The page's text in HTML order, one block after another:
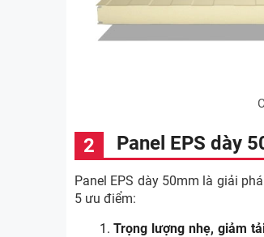
Panel EPS dày
Panel EPS dày 50mm là giải
5 ưu điểm:
Trọng lượng nhẹ, giảm